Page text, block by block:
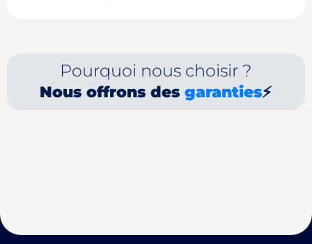
Pourquoi nous choisir ?
Nous offrons desgaranties⚡